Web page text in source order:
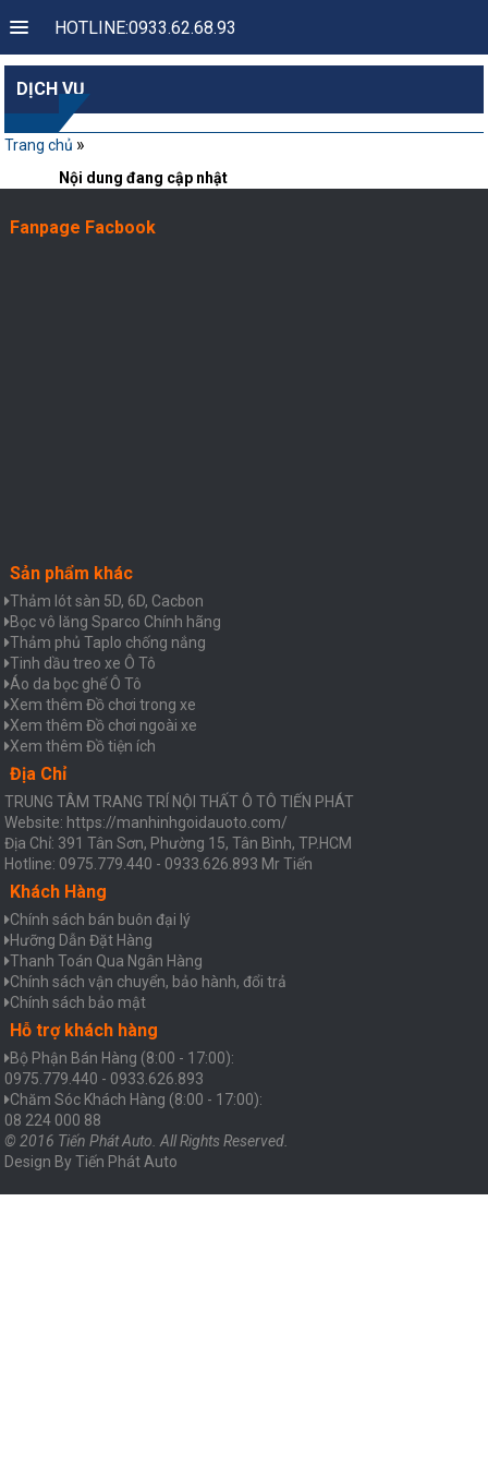
HOTLINE:0933.62.68.93
DỊCH VỤ
Trang chủ »
Nội dung đang cập nhật
Fanpage Facbook
Sản phẩm khác
Thảm lót sàn 5D, 6D, Cacbon
Bọc vô lăng Sparco Chính hãng
Thảm phủ Taplo chống nắng
Tinh dầu treo xe Ô Tô
Áo da bọc ghế Ô Tô
Xem thêm Đồ chơi trong xe
Xem thêm Đồ chơi ngoài xe
Xem thêm Đồ tiện ích
Địa Chỉ
TRUNG TÂM TRANG TRÍ NỘI THẤT Ô TÔ TIẾN PHÁT
Website: https://manhinhgoidauoto.com/
Địa Chỉ: 391 Tân Sơn, Phường 15, Tân Bình, TP.HCM
Hotline: 0975.779.440 - 0933.626.893 Mr Tiến
Khách Hàng
Chính sách bán buôn đại lý
Hưỡng Dẫn Đặt Hàng
Thanh Toán Qua Ngân Hàng
Chính sách vận chuyển, bảo hành, đổi trả
Chính sách bảo mật
Hỗ trợ khách hàng
Bộ Phận Bán Hàng (8:00 - 17:00):
0975.779.440 - 0933.626.893
Chăm Sóc Khách Hàng (8:00 - 17:00):
08 224 000 88
© 2016 Tiến Phát Auto. All Rights Reserved.
Design ByTiến Phát Auto